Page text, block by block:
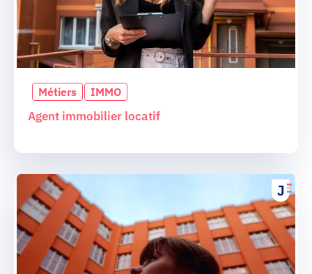
Métiers IMMO
Agent immobilier locatif